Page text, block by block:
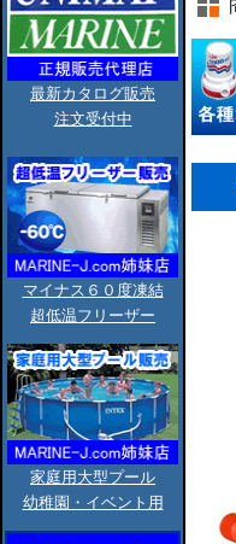
最新カタログ販売
注文受付中
マイナス６０度凍結
超低温フリーザー
家庭用大型プール
幼稚園・イベント用